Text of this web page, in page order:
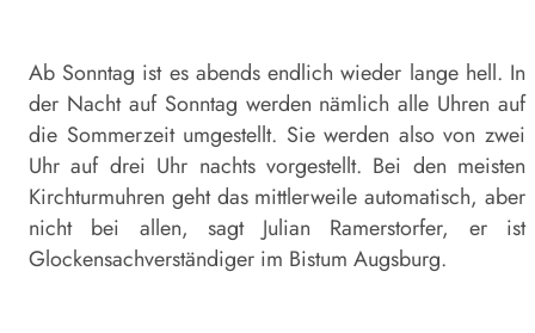
Ab Sonntag ist es abends endlich wieder lange hell. In
der Nacht auf Sonntag werden nämlich alle Uhren auf
die Sommerzeit umgestellt. Sie werden also von zwei
Uhr auf drei Uhr nachts vorgestellt. Bei den meisten
Kirchturmuhren geht das mittlerweile automatisch, aber
nicht bei allen, sagt Julian Ramerstorfer, er ist
Glockensachverständiger im Bistum Augsburg.